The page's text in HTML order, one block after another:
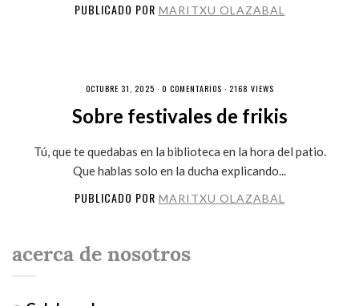
PUBLICADO POR MARITXU OLAZABAL
OCTUBRE 31, 2025 · 0 COMENTARIOS · 2168 VIEWS
Sobre festivales de frikis
Tú, que te quedabas en la biblioteca en la hora del patio.
Que hablas solo en la ducha explicando...
PUBLICADO POR MARITXU OLAZABAL
acerca de nosotros